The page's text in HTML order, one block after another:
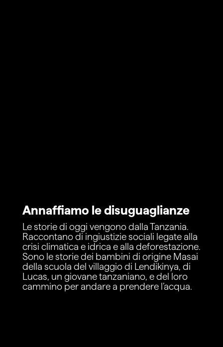
Annaffiamo le disuguaglianze
Le storie di oggi vengono dalla Tanzania.
Raccontano di ingiustizie sociali legate alla
crisi climatica e idrica e alla deforestazione.
Sono le storie dei bambini di origine Masai
della scuola del villaggio di Lendikinya, di
Lucas, un giovane tanzaniano, e del loro
cammino per andare a prendere l’acqua.